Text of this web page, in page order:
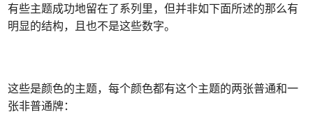
有些主题成功地留在了系列里，但并非如下面所述的那么有
明显的结构，且也不是这些数字。
这些是颜色的主题，每个颜色都有这个主题的两张普通和一
张非普通牌：